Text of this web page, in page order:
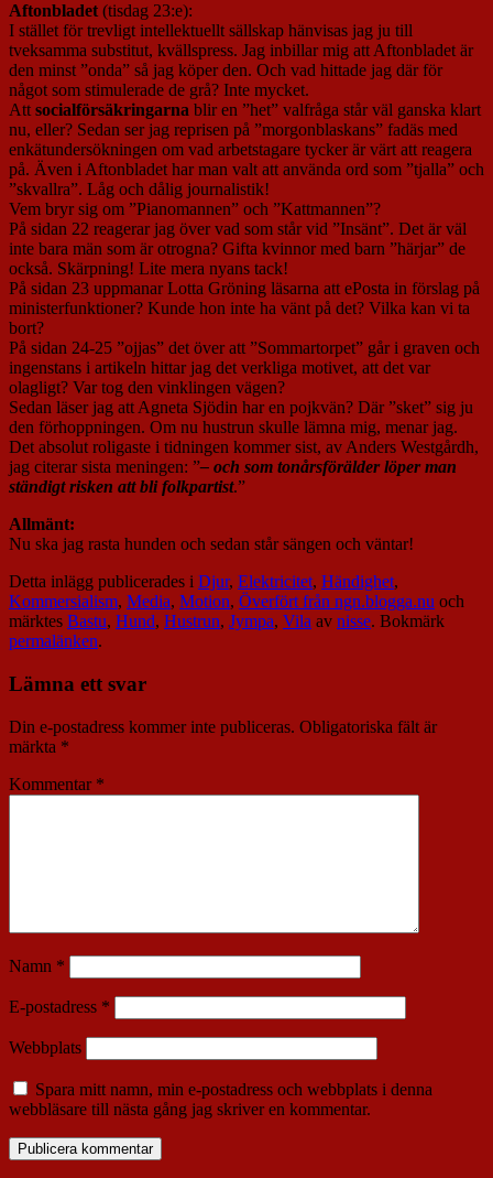
Aftonbladet(tisdag 23:e):
I stället för trevligt intellektuellt sällskap hänvisas jag ju till
tveksamma substitut, kvällspress. Jag inbillar mig att Aftonbladet är
den minst ”onda” så jag köper den. Och vad hittade jag där för
något som stimulerade de grå? Inte mycket.
Attsocialförsäkringarna blir en ”het” valfråga står väl ganska klart
nu, eller? Sedan ser jag reprisen på ”morgonblaskans” fadäs med
enkätundersökningen om vad arbetstagare tycker är värt att reagera
på. Även i Aftonbladet har man valt att använda ord som ”tjalla” och
”skvallra”. Låg och dålig journalistik!
Vem bryr sig om ”Pianomannen” och ”Kattmannen”?
På sidan 22 reagerar jag över vad som står vid ”Insänt”. Det är väl
inte bara män som är otrogna? Gifta kvinnor med barn ”härjar” de
också. Skärpning! Lite mera nyans tack!
På sidan 23 uppmanar Lotta Gröning läsarna att ePosta in förslag på
ministerfunktioner? Kunde hon inte ha vänt på det? Vilka kan vi ta
bort?
På sidan 24-25 ”ojjas” det över att ”Sommartorpet” går i graven och
ingenstans i artikeln hittar jag det verkliga motivet, att det var
olagligt? Var tog den vinklingen vägen?
Sedan läser jag att Agneta Sjödin har en pojkvän? Där ”sket” sig ju
den förhoppningen. Om nu hustrun skulle lämna mig, menar jag.
Det absolut roligaste i tidningen kommer sist, av Anders Westgårdh,
jag citerar sista meningen: ”– och som tonårsförälder löper man
ständigt risken att bli folkpartist.”
Allmänt:
Nu ska jag rasta hunden och sedan står sängen och väntar!
Detta inlägg publicerades i Djur, Elektricitet, Händighet,
Kommersialism, Media, Motion, Överfört från ngn.blogga.nu och
märktes Bastu, Hund, Hustrun, Jympa, Vila av nisse. Bokmärk
permalänken.
Lämna ett svar
Din e-postadress kommer inte publiceras. Obligatoriska fält är
märkta *
Kommentar *
Namn *
E-postadress *
Webbplats
Spara mitt namn, min e-postadress och webbplats i denna
webbläsare till nästa gång jag skriver en kommentar.